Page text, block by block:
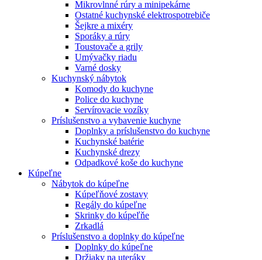
Mikrovlnné rúry a minipekárne
Ostatné kuchynské elektrospotrebiče
Šejkre a mixéry
Sporáky a rúry
Toustovače a grily
Umývačky riadu
Varné dosky
Kuchynský nábytok
Komody do kuchyne
Police do kuchyne
Servírovacie vozíky
Príslušenstvo a vybavenie kuchyne
Doplnky a príslušenstvo do kuchyne
Kuchynské batérie
Kuchynské drezy
Odpadkové koše do kuchyne
Kúpeľne
Nábytok do kúpeľne
Kúpeľňové zostavy
Regály do kúpeľne
Skrinky do kúpeľňe
Zrkadlá
Príslušenstvo a doplnky do kúpeľne
Doplnky do kúpeľne
Držiaky na uteráky